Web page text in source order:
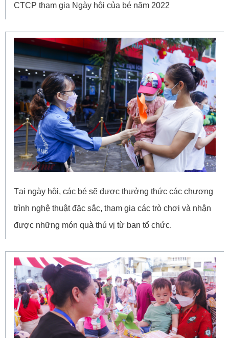
CTCP tham gia Ngày hội của bé năm 2022
Tại ngày hội, các bé sẽ được thưởng thức các chương
trình nghệ thuật đặc sắc, tham gia các trò chơi và nhận
được những món quà thú vị từ ban tổ chức.